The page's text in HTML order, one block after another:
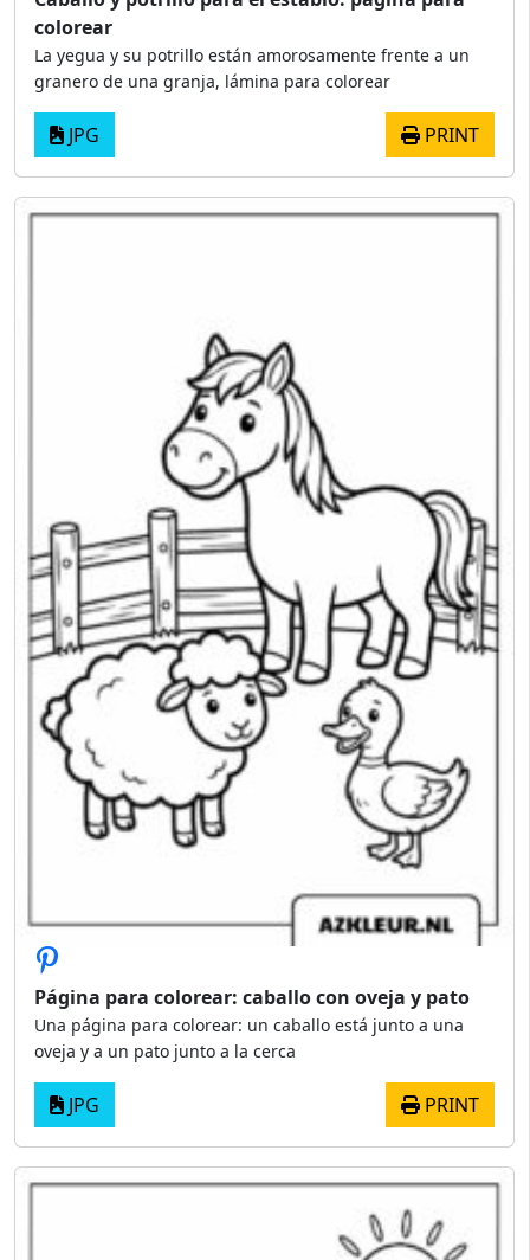
colorear
La yegua y su potrillo están amorosamente frente a un
granero de una granja, lámina para colorear
JPG PRINT
Página para colorear: caballo con oveja y pato
Una página para colorear: un caballo está junto a una
oveja y a un pato junto a la cerca
JPG PRINT